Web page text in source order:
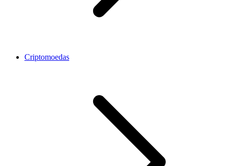
Criptomoedas